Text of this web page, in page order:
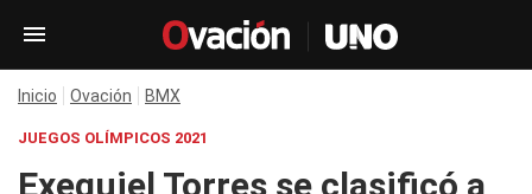
Inicio Ovación BMX
JUEGOS OLÍMPICOS 2021
Exequiel Torres se clasificó a